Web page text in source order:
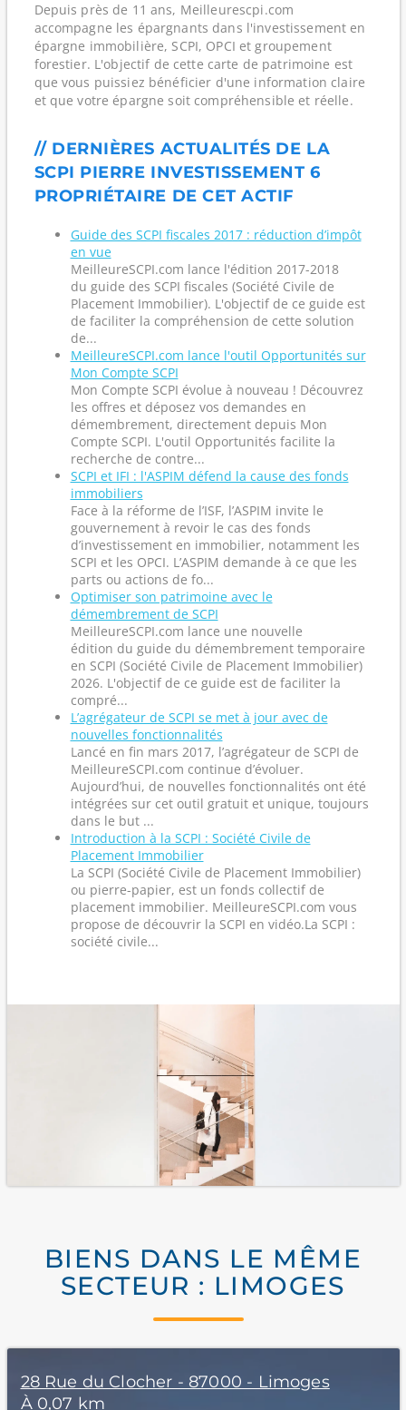
Depuis près de 11 ans, Meilleurescpi.com
accompagne les épargnants dans l'investissement en
épargne immobilière, SCPI, OPCI et groupement
forestier. L'objectif de cette carte de patrimoine est
que vous puissiez bénéficier d'une information claire
et que votre épargne soit compréhensible et réelle.
// DERNIÈRES ACTUALITÉS DE LA
SCPI PIERRE INVESTISSEMENT 6
PROPRIÉTAIRE DE CET ACTIF
Guide des SCPI fiscales 2017 : réduction d’impôt
en vue
MeilleureSCPI.com lance l'édition 2017-2018
du guide des SCPI fiscales (Société Civile de
Placement Immobilier). L'objectif de ce guide est
de faciliter la compréhension de cette solution
de...
MeilleureSCPI.com lance l'outil Opportunités sur
Mon Compte SCPI
Mon Compte SCPI évolue à nouveau ! Découvrez
les offres et déposez vos demandes en
démembrement, directement depuis Mon
Compte SCPI. L'outil Opportunités facilite la
recherche de contre...
SCPI et IFI : l'ASPIM défend la cause des fonds
immobiliers
Face à la réforme de l’ISF, l’ASPIM invite le
gouvernement à revoir le cas des fonds
d’investissement en immobilier, notamment les
SCPI et les OPCI. L’ASPIM demande à ce que les
parts ou actions de fo...
Optimiser son patrimoine avec le
démembrement de SCPI
MeilleureSCPI.com lance une nouvelle
édition du guide du démembrement temporaire
en SCPI (Société Civile de Placement Immobilier)
2026. L'objectif de ce guide est de faciliter la
compré...
L’agrégateur de SCPI se met à jour avec de
nouvelles fonctionnalités
Lancé en fin mars 2017, l’agrégateur de SCPI de
MeilleureSCPI.com continue d’évoluer.
Aujourd’hui, de nouvelles fonctionnalités ont été
intégrées sur cet outil gratuit et unique, toujours
dans le but ...
Introduction à la SCPI : Société Civile de
Placement Immobilier
La SCPI (Société Civile de Placement Immobilier)
ou pierre-papier, est un fonds collectif de
placement immobilier. MeilleureSCPI.com vous
propose de découvrir la SCPI en vidéo.La SCPI :
société civile...
BIENS DANS LE MÊME
SECTEUR : LIMOGES
28 Rue du Clocher - 87000 - Limoges
À 0,07 km